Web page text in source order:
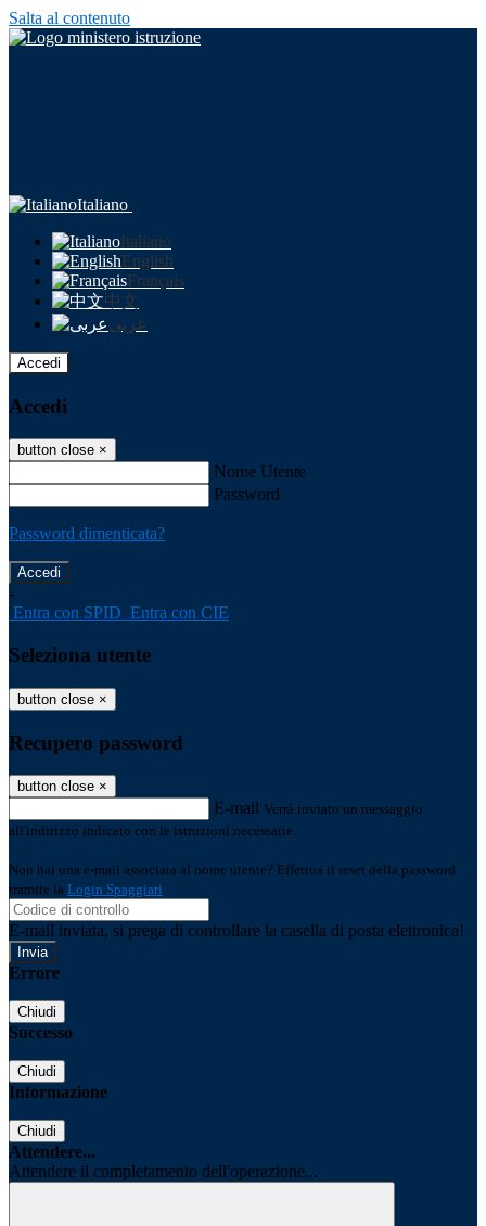
Salta al contenuto
Italiano
Italiano
English
Français
中文
عربى
Accedi
Accedi
button close ×
Nome Utente
Password
Password dimenticata?
-
Entra con SPID Entra con CIE
Seleziona utente
button close ×
Recupero password
button close ×
E-mail Verrà inviato un messaggio
all'indirizzo indicato con le istruzioni necessarie.
Non hai una e-mail associata al nome utente? Effettua il reset della password
tramite la Login Spaggiari
E-mail inviata, si prega di controllare la casella di posta elettronica!
Errore
Chiudi
Successo
Chiudi
Informazione
Chiudi
Attendere...
Attendere il completamento dell'operazione...